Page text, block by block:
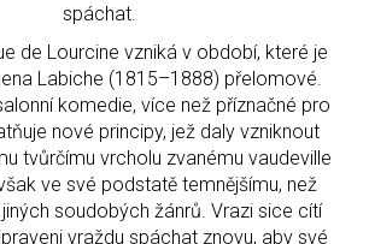
spáchat.
de Lourcine vzniká v období, které je
Labiche (1815–1888) přelomové.
komedie, více než příznačné pro
nové principy, jež daly vzniknout
tvůrčímu vrcholu zvanému vaudeville
ve své podstatě temnějšímu, než
soudobých žánrů. Vrazi sice cítí
vraždu spáchat znovu, aby své